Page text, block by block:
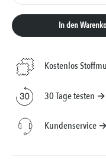
In den
Kostenlos
30 Tage testen →
Kundenservice →